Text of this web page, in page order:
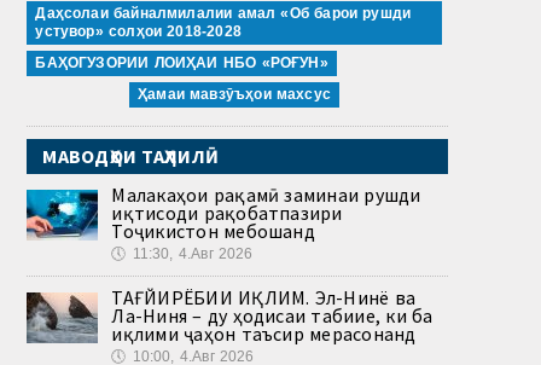
Даҳсолаи байналмилалии амал «Об барои рушди
устувор» солҳои 2018-2028
БАҲОГУЗОРИИ ЛОИҲАИ НБО «РОҒУН»
Ҳамаи мавзӯъҳои махсус
МАВОДҲОИ ТАҲЛИЛӢ
Малакаҳои рақамӣ заминаи рушди
иқтисоди рақобатпазири
Тоҷикистон мебошанд
🕔 11:30, 4.Авг 2026
ТАҒЙИРЁБИИ ИҚЛИМ. Эл-Нинё ва
Ла-Ниня – ду ҳодисаи табиие, ки ба
иқлими ҷаҳон таъсир мерасонанд
🕔 10:00, 4.Авг 2026